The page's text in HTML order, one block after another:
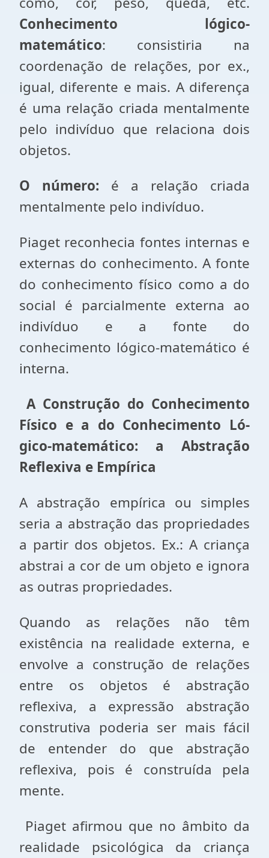
Conhecimento lógico-
matemático: consistiria na
coordenação de relações, por ex.,
igual, diferente e mais. A diferença
é uma relação criada mentalmente
pelo indivíduo que relaciona dois
objetos.
O número: é a relação criada
mentalmente pelo indivíduo.
Piaget reconhecia fontes internas e
externas do conhecimento. A fonte
do conhecimento físico como a do
social é parcial­mente externa ao
indivíduo e a fonte do
conhecimento lógi­co-matemático é
interna.
A Construção do Conhecimento
Físico e a do Conhecimento Ló­
gico-matemático: a Abstração
Reflexiva e Empírica
A abstração empírica ou simples
seria a abstração das propriedades
a partir dos objetos. Ex.: A criança
abstrai a cor de um objeto e ignora
as outras propriedades.
Quan­do as relações não têm
existência na realidade externa, e
envolve a construção de relações
entre os objetos é abstração
reflexiva, a expressão abstração
construtiva poderia ser mais fácil
de entender do que abstração
reflexiva, pois é construída pela
mente.
Piaget afirmou que no âmbito da
realidade psicológica da criança